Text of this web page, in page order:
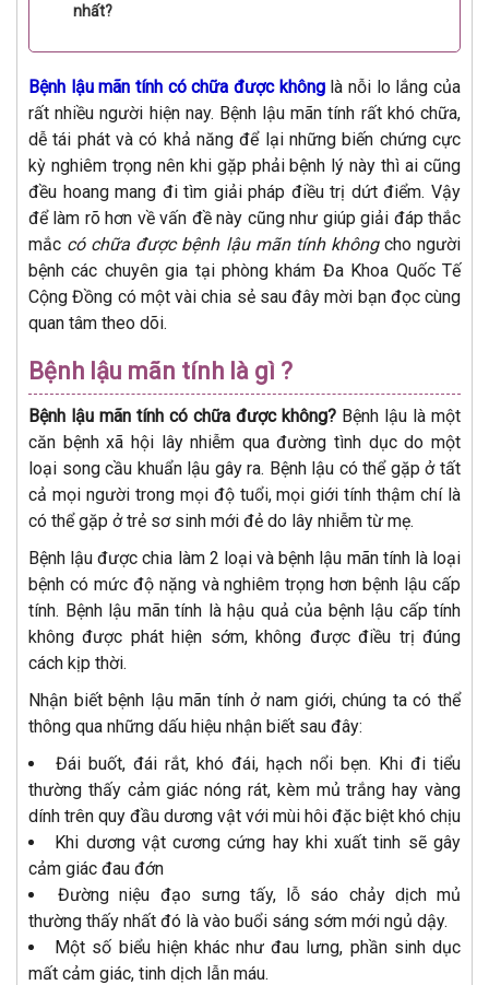
nhất?
Bệnh lậu mãn tính có chữa được không là nỗi lo lắng của
rất nhiều người hiện nay. Bệnh lậu mãn tính rất khó chữa,
dễ tái phát và có khả năng để lại những biến chứng cực
kỳ nghiêm trọng nên khi gặp phải bệnh lý này thì ai cũng
đều hoang mang đi tìm giải pháp điều trị dứt điểm. Vậy
để làm rõ hơn về vấn đề này cũng như giúp giải đáp thắc
mắc có chữa được bệnh lậu mãn tính khôngcho người
bệnh các chuyên gia tại phòng khám Đa Khoa Quốc Tế
Cộng Đồng có một vài chia sẻ sau đây mời bạn đọc cùng
quan tâm theo dõi.
Bệnh lậu mãn tính là gì ?
Bệnh lậu mãn tính có chữa được không? Bệnh lậu là một
căn bệnh xã hội lây nhiễm qua đường tình dục do một
loại song cầu khuẩn lậu gây ra. Bệnh lậu có thể gặp ở tất
cả mọi người trong mọi độ tuổi, mọi giới tính thậm chí là
có thể gặp ở trẻ sơ sinh mới đẻ do lây nhiễm từ mẹ.
Bệnh lậu được chia làm 2 loại và bệnh lậu mãn tính là loại
bệnh có mức độ nặng và nghiêm trọng hơn bệnh lậu cấp
tính. Bệnh lậu mãn tính là hậu quả của bệnh lậu cấp tính
không được phát hiện sớm, không được điều trị đúng
cách kịp thời.
Nhận biết bệnh lậu mãn tính ở nam giới, chúng ta có thể
thông qua những dấu hiệu nhận biết sau đây:
Đái buốt, đái rắt, khó đái, hạch nổi bẹn. Khi đi tiểu
thường thấy cảm giác nóng rát, kèm mủ trắng hay vàng
dính trên quy đầu dương vật với mùi hôi đặc biệt khó chịu
Khi dương vật cương cứng hay khi xuất tinh sẽ gây
cảm giác đau đớn
Đường niệu đạo sưng tấy, lỗ sáo chảy dịch mủ
thường thấy nhất đó là vào buổi sáng sớm mới ngủ dậy.
Một số biểu hiện khác như đau lưng, phần sinh dục
mất cảm giác, tinh dịch lẫn máu.